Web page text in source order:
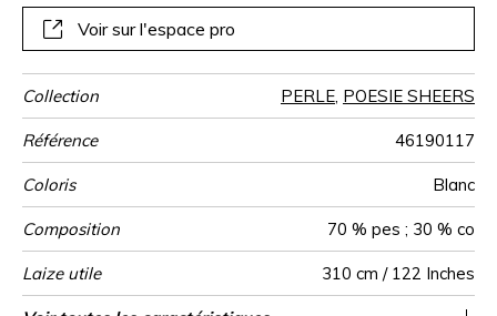
Voir sur l'espace pro
Collection PERLE, POESIE SHEERS
Référence 46190117
Coloris Blanc
Composition 70 % pes ; 30 % co
Laize utile 310 cm / 122 Inches